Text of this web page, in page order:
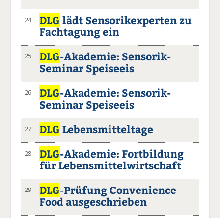
24 DLG lädt Sensorikexperten zu
Fachtagung ein
25 DLG-Akademie: Sensorik-
Seminar Speiseeis
26 DLG-Akademie: Sensorik-
Seminar Speiseeis
27 DLG Lebensmitteltage
28 DLG-Akademie: Fortbildung
für Lebensmittelwirtschaft
29 DLG-Prüfung Convenience
Food ausgeschrieben